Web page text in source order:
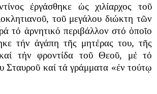
ἐργάσθηκε ὡς χιλίαρχος τοῦ
τοῦ μεγάλου διώκτη τῶν
τό ἀρνητικό περιβάλλον στό ὁποῖο
τήν ἀγάπη τῆς μητέρας του, τῆς
τήν φροντίδα τοῦ Θεοῦ, μέ τό
Σταυροῦ καί τά γράμματα «ἐν τούτῳ